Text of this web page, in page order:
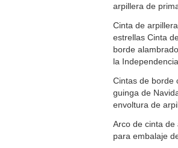
arpillera de
Cinta de
estrellas Cinta
borde
la Independencia
Cintas de borde
guinga de
envoltura de
Arco de cinta de
para embalaje